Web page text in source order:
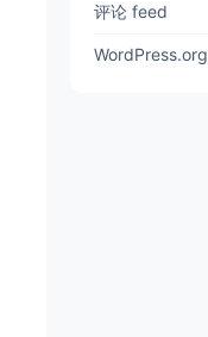
评论 feed
WordPress.org